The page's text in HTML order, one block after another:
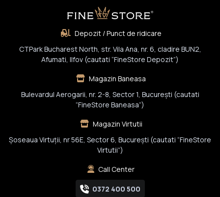
Depozit / Punct de ridicare
CTPark Bucharest North, str. Vila Ana, nr. 6, cladire BUN2,
Afumati, Ilfov (cautati “FineStore Depozit”)
Magazin Baneasa
Bulevardul Aerogarii, nr. 2-8, Sector 1, Bucureşti (cautati
“FineStore Baneasa”)
Magazin Virtutii
Șoseaua Virtuții, nr 56E, Sector 6, București (cautati “FineStore
Virtutii”)
Call Center
0372 400 500